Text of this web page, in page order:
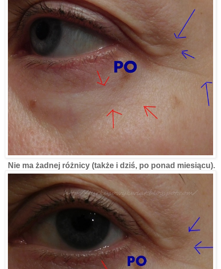
Nie ma żadnej różnicy (także i dziś, po ponad miesiącu).